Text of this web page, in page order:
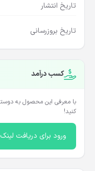
تاریخ انتشار
تاریخ بروزرسانی
کسب درآمد
کنید!
ورود برای دریافت لینک